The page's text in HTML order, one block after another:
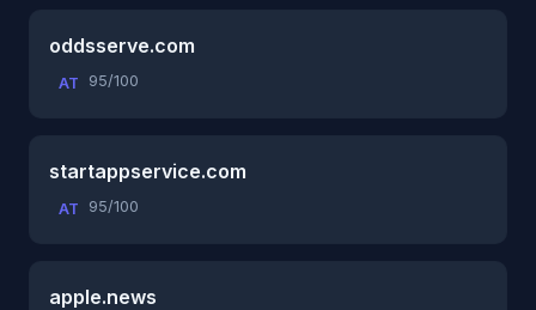
oddsserve.com
AT 95/100
startappservice.com
AT 95/100
apple.news